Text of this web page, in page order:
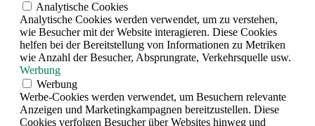
Analytische Cookies
Analytische Cookies werden verwendet, um zu verstehen,
wie Besucher mit der Website interagieren. Diese Cookies
helfen bei der Bereitstellung von Informationen zu Metriken
wie Anzahl der Besucher, Absprungrate, Verkehrsquelle usw.
Werbung
Werbung
Werbe-Cookies werden verwendet, um Besuchern relevante
Anzeigen und Marketingkampagnen bereitzustellen. Diese
Cookies verfolgen Besucher über Websites hinweg und